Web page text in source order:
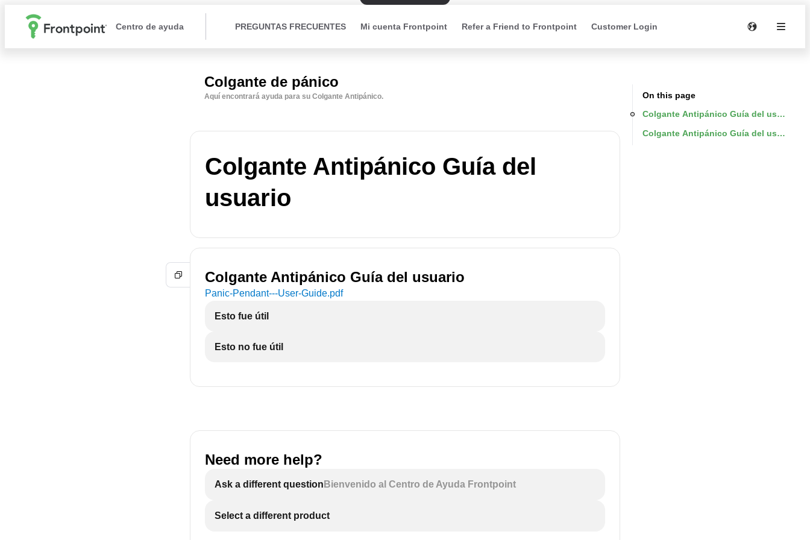
Centro de ayuda PREGUNTAS FRECUENTES Mi cuenta Frontpoint Refer a Friend to Frontpoint Customer Login
Colgante de pánico
Aquí encontrará ayuda para su Colgante Antipánico.
Colgante Antipánico Guía del
usuario
Colgante Antipánico Guía del usuario
Panic-Pendant---User-Guide.pdf
Esto fue útil
Esto no fue útil
Need more help?
Ask a different question Bienvenido al Centro de Ayuda Frontpoint
Select a different product
On this page
Colgante Antipánico Guía del usuario
Colgante Antipánico Guía del usuario